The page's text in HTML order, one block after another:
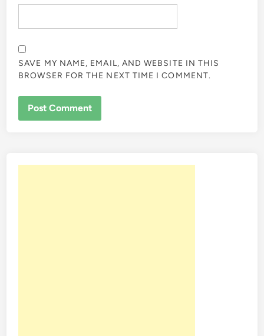
SAVE MY NAME, EMAIL, AND WEBSITE IN THIS
BROWSER FOR THE NEXT TIME I COMMENT.